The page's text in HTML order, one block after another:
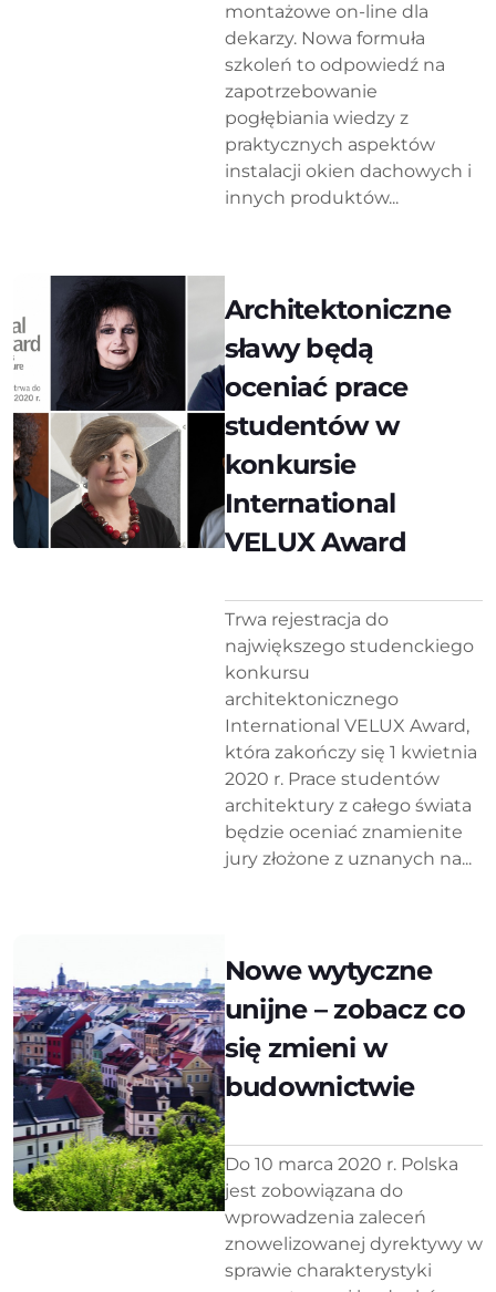
montażowe on-line dla
dekarzy. Nowa formuła
szkoleń to odpowiedź na
zapotrzebowanie
pogłębiania wiedzy z
praktycznych aspektów
instalacji okien dachowych i
innych produktów...
Architektoniczne
sławy będą
oceniać prace
studentów w
konkursie
International
VELUX Award
Trwa rejestracja do
największego studenckiego
konkursu
architektonicznego
International VELUX Award,
która zakończy się 1 kwietnia
2020 r. Prace studentów
architektury z całego świata
będzie oceniać znamienite
jury złożone z uznanych na...
Nowe wytyczne
unijne – zobacz co
się zmieni w
budownictwie
Do 10 marca 2020 r. Polska
jest zobo­wiązana do
wprowadzenia zaleceń
znowelizowanej dyrektywy w
sprawie charakterystyki